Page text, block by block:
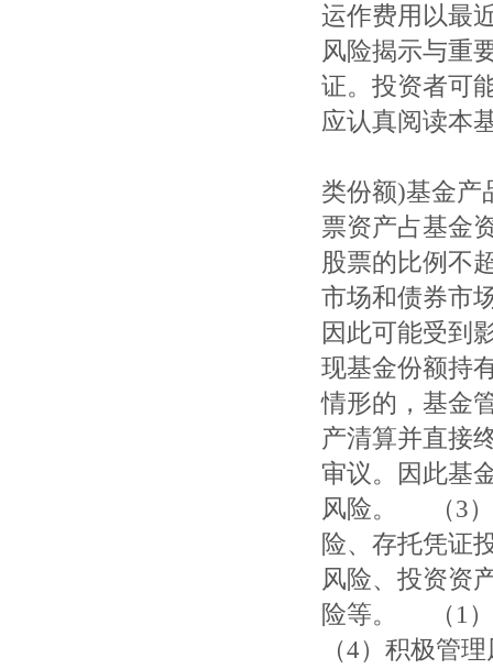
运作费用以最
风险揭示与
证。投资者
应认真阅读本
类份额)基金
票资产占基金
股票的比例不
市场和债券市
因此可能受到
现基金份额持
情形的，基金
产清算并直接
审议。因此基
风险。 （3）
险、存托凭证
风险、投资资
险等。 （1）
（4）积极管